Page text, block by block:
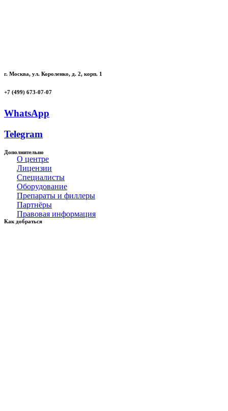
г. Москва, ул. Короленко, д. 2, корп. 1
+7 (499) 673-07-07
WhatsApp
Telegram
Дополнительно
О центре
Лицензии
Специалисты
Оборудование
Препараты и филлеры
Партнёры
Правовая информация
Как добраться